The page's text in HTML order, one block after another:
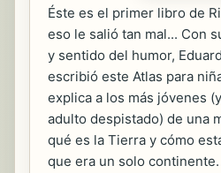
Éste es el primer libro de
eso le salió tan mal... Con
y sentido del humor,
escribió este Atlas para
explica a los más jóvenes
adulto despistado) de una
qué es la Tierra y cómo
que era un solo